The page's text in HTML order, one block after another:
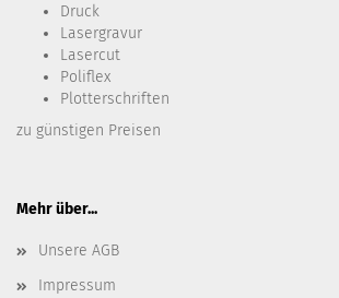
Druck
Lasergravur
Lasercut
Poliflex
Plotterschriften
zu günstigen Preisen
Mehr über...
Unsere AGB
Impressum